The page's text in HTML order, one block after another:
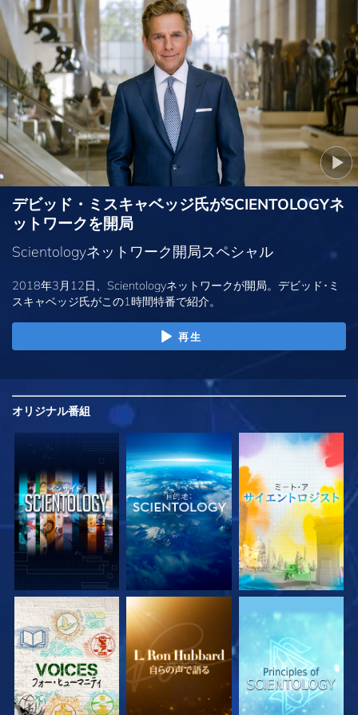
デビッド・ミスキャベッジ氏がSCIENTOLOGYネ
ットワークを開局
Scientologyネットワーク開局スペシャル
2018年3月12日、Scientologyネットワークが開局。デビッド･ミ
スキャベッジ氏がこの1時間特番で紹介。
再生
オリジナル番組
シリーズを探求 シリーズを探求 シリーズを探求